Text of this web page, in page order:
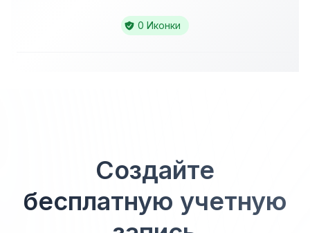
0 Иконки
Создайте
бесплатную учетную